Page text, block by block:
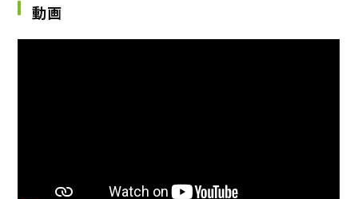
動画